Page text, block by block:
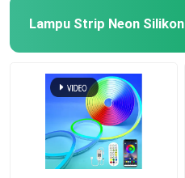
Lampu Strip Neon Silikon